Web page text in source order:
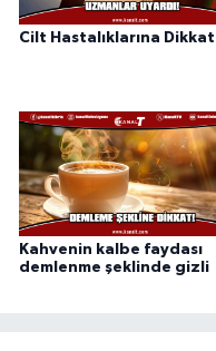
Cilt Hastalıklarına Dikkat
Kahvenin kalbe faydası
demlenme şeklinde gizli